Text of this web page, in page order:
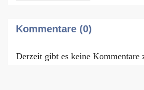
Kommentare (0)
Derzeit gibt es keine Kommentare